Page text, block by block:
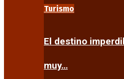
Turismo
El destino
muy…